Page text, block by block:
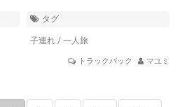
タグ
子連れ / 一人旅
トラックバック マユミ